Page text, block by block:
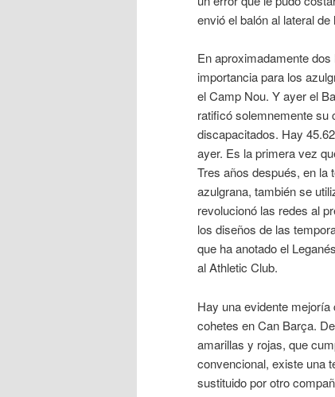
envió el balón al lateral
En aproximadamente
importancia para los
el Camp Nou. Y ayer el
ratificó solemnemente su
discapacitados. Hay
ayer. Es la primera vez
Tres años después, en la
azulgrana, también se
revolucionó las redes al
los diseños de las
que ha anotado el
al Athletic Club.
Hay una evidente
cohetes en Can Barça.
amarillas y rojas, que
convencional, existe una
sustituido por otro